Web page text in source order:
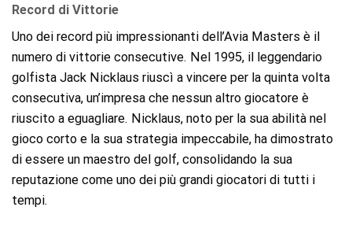
Record di Vittorie
Uno dei record più impressionanti dell’Avia Masters è il
numero di vittorie consecutive. Nel 1995, il leggendario
golfista Jack Nicklaus riuscì a vincere per la quinta volta
consecutiva, un’impresa che nessun altro giocatore è
riuscito a eguagliare. Nicklaus, noto per la sua abilità nel
gioco corto e la sua strategia impeccabile, ha dimostrato
di essere un maestro del golf, consolidando la sua
reputazione come uno dei più grandi giocatori di tutti i
tempi.